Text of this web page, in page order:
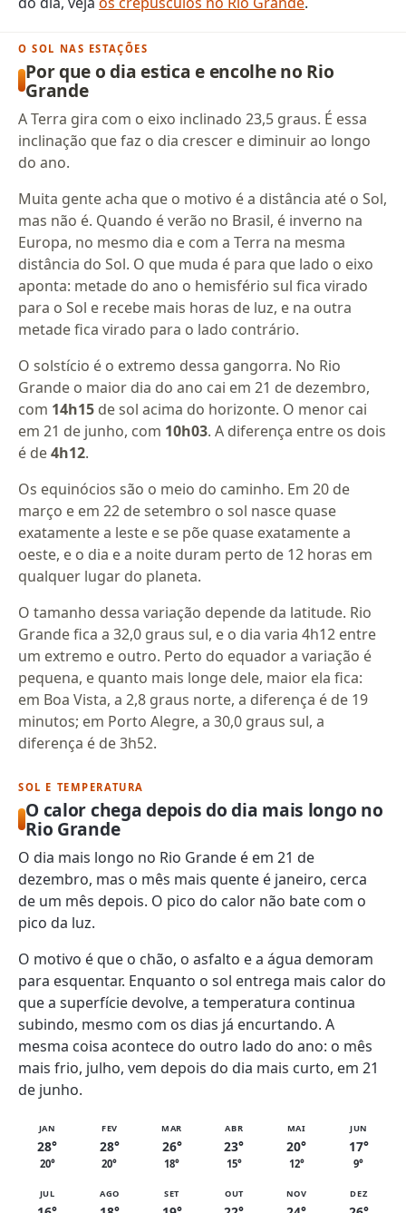
O SOL NAS ESTAÇÕES
Por que o dia estica e encolhe no Rio
Grande
A Terra gira com o eixo inclinado 23,5 graus. É essa
inclinação que faz o dia crescer e diminuir ao longo
do ano.
Muita gente acha que o motivo é a distância até o Sol,
mas não é. Quando é verão no Brasil, é inverno na
Europa, no mesmo dia e com a Terra na mesma
distância do Sol. O que muda é para que lado o eixo
aponta: metade do ano o hemisfério sul fica virado
para o Sol e recebe mais horas de luz, e na outra
metade fica virado para o lado contrário.
O solstício é o extremo dessa gangorra. No Rio
Grande o maior dia do ano cai em 21 de dezembro,
com 14h15 de sol acima do horizonte. O menor cai
em 21 de junho, com 10h03. A diferença entre os dois
é de4h12.
Os equinócios são o meio do caminho. Em 20 de
março e em 22 de setembro o sol nasce quase
exatamente a leste e se põe quase exatamente a
oeste, e o dia e a noite duram perto de 12 horas em
qualquer lugar do planeta.
O tamanho dessa variação depende da latitude. Rio
Grande fica a 32,0 graus sul, e o dia varia 4h12 entre
um extremo e outro. Perto do equador a variação é
pequena, e quanto mais longe dele, maior ela fica:
em Boa Vista, a 2,8 graus norte, a diferença é de 19
minutos; em Porto Alegre, a 30,0 graus sul, a
diferença é de 3h52.
SOL E TEMPERATURA
O calor chega depois do dia mais longo no
Rio Grande
O dia mais longo no Rio Grande é em 21 de
dezembro, mas o mês mais quente é janeiro, cerca
de um mês depois. O pico do calor não bate com o
pico da luz.
O motivo é que o chão, o asfalto e a água demoram
para esquentar. Enquanto o sol entrega mais calor do
que a superfície devolve, a temperatura continua
subindo, mesmo com os dias já encurtando. A
mesma coisa acontece do outro lado do ano: o mês
mais frio, julho, vem depois do dia mais curto, em 21
de junho.
JAN
28°
20°
FEV
28°
20°
MAR
26°
18°
ABR
23°
15°
MAI
20°
12°
JUN
17°
9°
JUL AGO SET OUT NOV DEZ